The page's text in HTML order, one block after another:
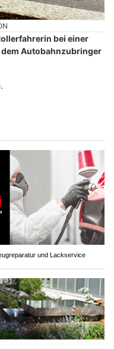
bei einer
Autobahnzubringer
und Lackservice